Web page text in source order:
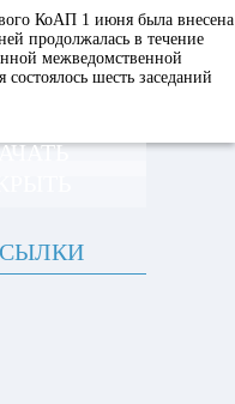
КоАП 1 июня была внесена
продолжалась в течение
межведомственной
шесть заседаний